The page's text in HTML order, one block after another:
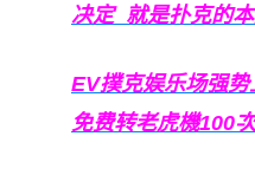
决定 就是扑克的
EV撲克娱乐场强
免费转老虎機100